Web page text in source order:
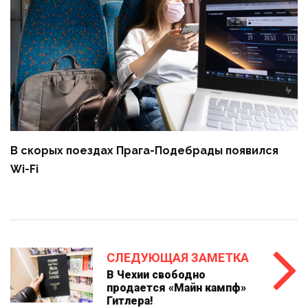
В скорых поездах Прага-Подебрады появился
Wi-Fi
СЛЕДУЮЩАЯ ЗАМЕТКА
В Чехии свободно
продается «Майн кампф»
Гитлера!